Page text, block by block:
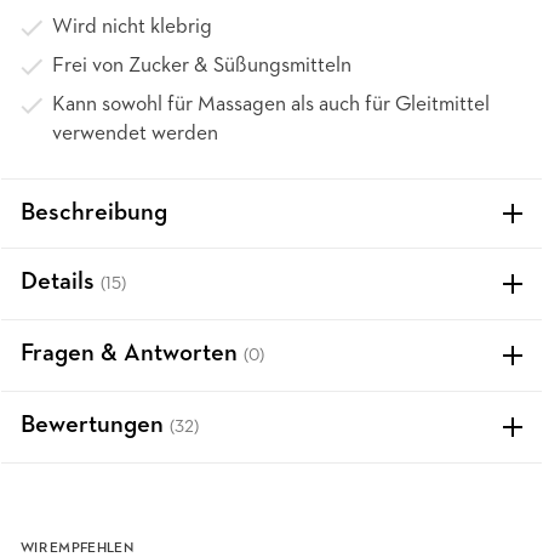
Wird nicht klebrig
Frei von Zucker & Süßungsmitteln
Kann sowohl für Massagen als auch für Gleitmittel
verwendet werden
Beschreibung
Details (15)
Fragen & Antworten (0)
Bewertungen (32)
WIR EMPFEHLEN